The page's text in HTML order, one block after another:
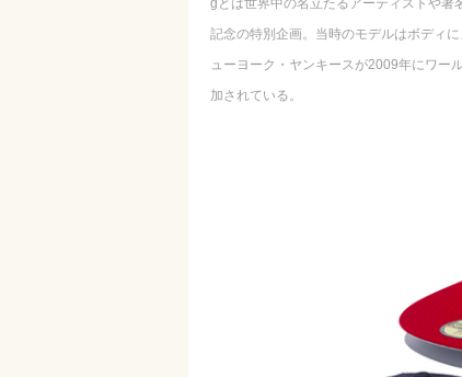
gとは世界中の名立たるアーティストや
記念の特別企画。当時のモデルはボディ
ューヨーク・ヤンキースが2009年にワー
加されている。